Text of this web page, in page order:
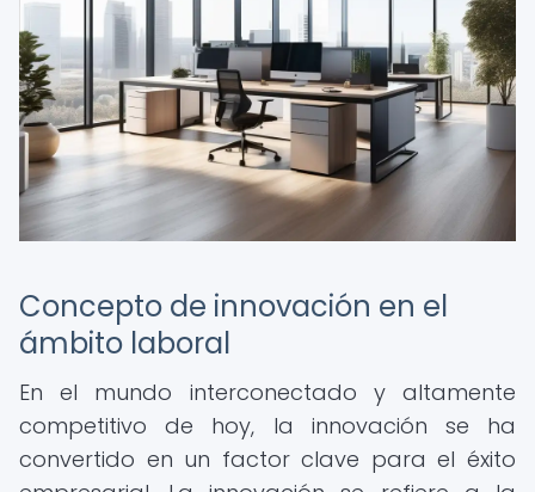
Concepto de innovación en el
ámbito laboral
En el mundo interconectado y altamente
competitivo de hoy, la innovación se ha
convertido en un factor clave para el éxito